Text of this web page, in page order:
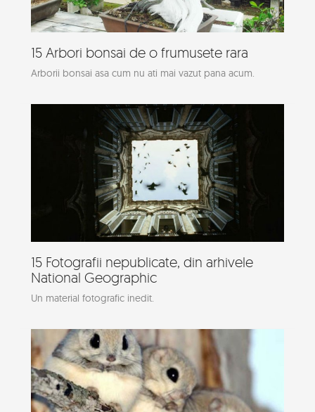
15 Arbori bonsai de o frumusete rara
Arborii bonsai asa cum nu ati mai vazut pana acum.
15 Fotografii nepublicate, din arhivele
National Geographic
Un material fotografic inedit.